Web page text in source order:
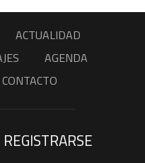
ACTUALIDAD
AGENDA
CONTACTO
REGISTRARSE